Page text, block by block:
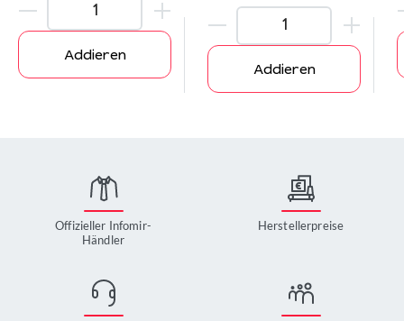
Addieren
Addieren
Offizieller Infomir-
Händler
Herstellerpreise